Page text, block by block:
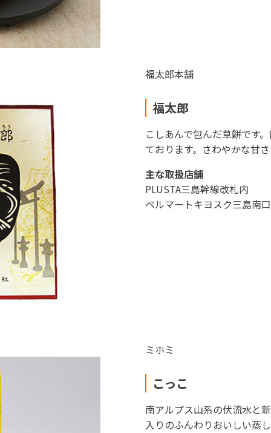
福太郎本舗
福太郎
こしあんで包んだ草餅です
ております。さわやかな甘
主な取扱店舗
PLUSTA三島幹線改札内
ベルマートキヨスク三島南口
ミホミ
こっこ
南アルプス山系の伏流水と
入りのふんわりおいしい蒸